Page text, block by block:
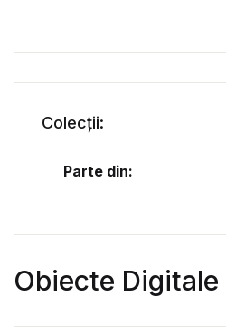
Colecții:
Parte din:
Obiecte